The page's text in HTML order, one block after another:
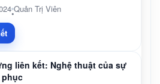
•Quản Trị Viên
liên kết: Nghệ thuật của sự